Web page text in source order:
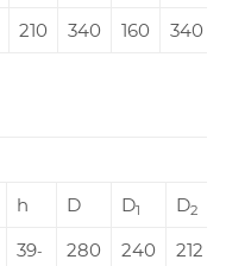
210 340 160 340
h D D1 D2
39-
280 240 212